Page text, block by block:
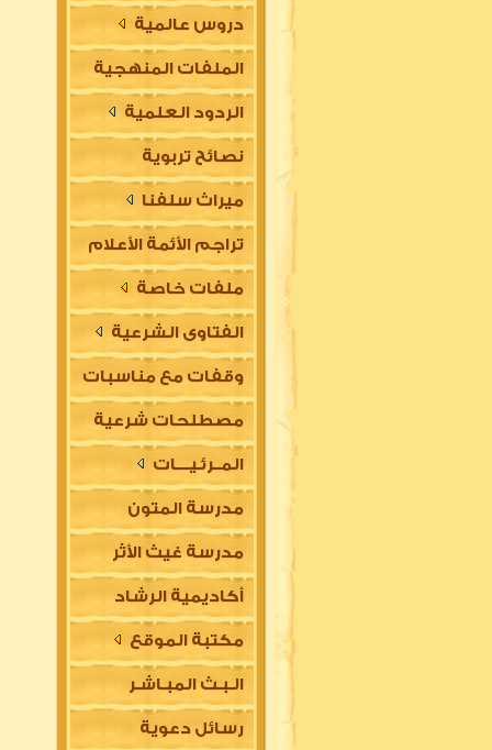
دروس عالمية
الملفات المنهجية
الردود العلمية
نصائح تربوية
ميراث سلفنا
تراجم الأئمة الأعلام
ملفات خاصة
الفتاوى الشرعية
وقفات مع مناسبات
مصطلحات شرعية
المــرئـيــــات
مدرسة المتون
العلمية
مدرسة غيث الأثر
السلفية
أكاديمية الرشاد
العلمية للتأسيس
في مقدمات العلوم
الشرعية (للتعليم
مكتبة الموقع
الـبـث المبـاشـر
رسائل دعوية